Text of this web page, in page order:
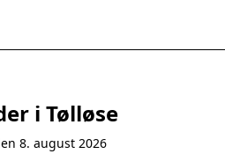
i Tølløse
8. august 2026